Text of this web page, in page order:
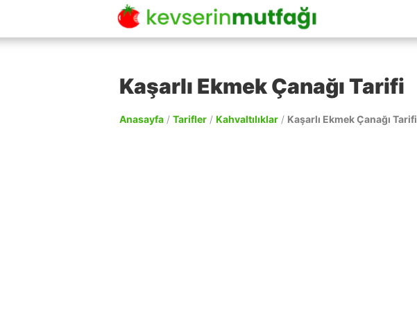
Kaşarlı Ekmek Çanağı Tarifi
Anasayfa / Tarifler / Kahvaltılıklar / Kaşarlı Ekmek Çanağı Tarifi